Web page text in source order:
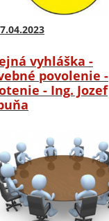
vyhláška -
povolenie -
- Ing. Jozef